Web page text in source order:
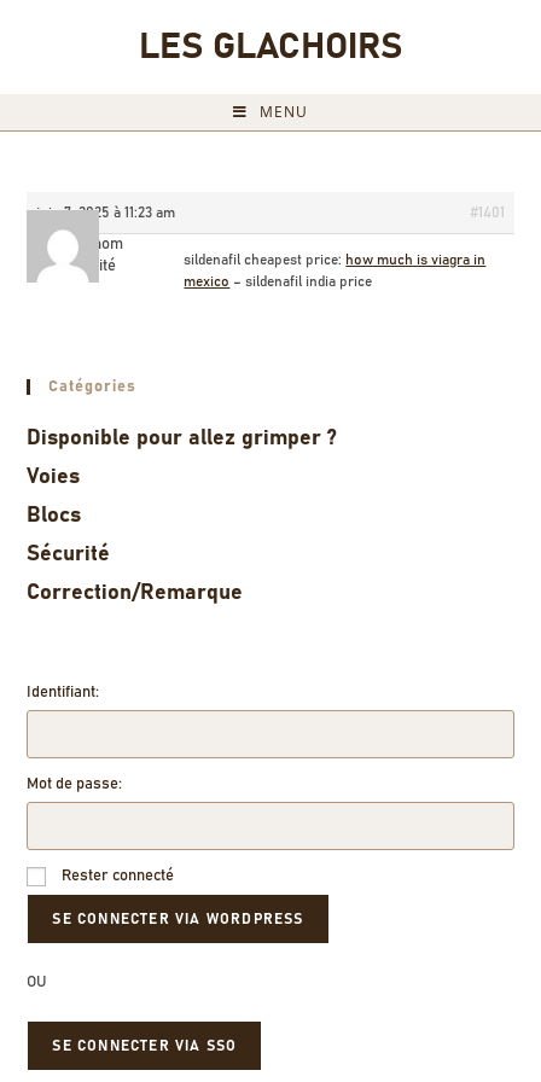
LES GLACHOIRS
MENU
juin 7, 2025 à 11:23 am #1401
Briannom
Invité
sildenafil cheapest price: how much is viagra in
mexico – sildenafil india price
Catégories
Disponible pour allez grimper ?
Voies
Blocs
Sécurité
Correction/Remarque
Identifiant:
Mot de passe:
Rester connecté
OU
SE CONNECTER VIA SSO